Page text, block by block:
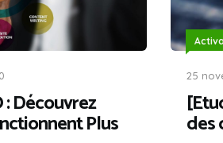
0
: Découvrez
Plus
25
des